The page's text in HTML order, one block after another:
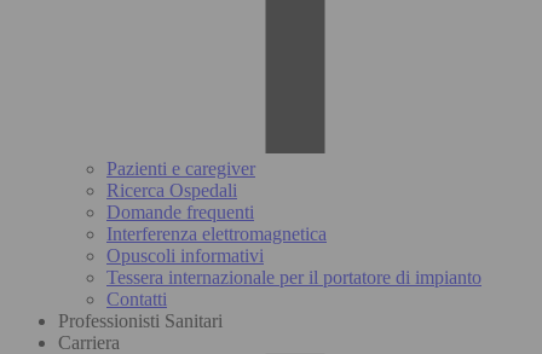
Pazienti e caregiver
Ricerca Ospedali
Domande frequenti
Interferenza elettromagnetica
Opuscoli informativi
Tessera internazionale per il portatore di impianto
Contatti
Professionisti Sanitari
Carriera